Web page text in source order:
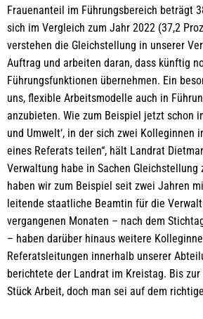
Frauenanteil im Führungsbereich beträgt
sich im Vergleich zum Jahr 2022 (37,2
verstehen die Gleichstellung in unserer
Auftrag und arbeiten daran, dass künftig
Führungsfunktionen übernehmen. Ein
uns, flexible Arbeitsmodelle auch in
anzubieten. Wie zum Beispiel jetzt schon
und Umwelt‘, in der sich zwei Kolleginnen
eines Referats teilen“, hält Landrat
Verwaltung habe in Sachen Gleichstellung
haben wir zum Beispiel seit zwei Jahren
leitende staatliche Beamtin für die
vergangenen Monaten – nach dem
– haben darüber hinaus weitere
Referatsleitungen innerhalb unserer
berichtete der Landrat im Kreistag. Bis
Stück Arbeit, doch man sei auf dem